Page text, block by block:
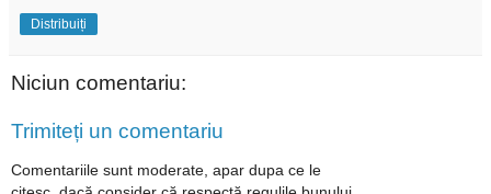
Distribuiți
Niciun comentariu:
Trimiteți un comentariu
Comentariile sunt moderate, apar dupa ce le